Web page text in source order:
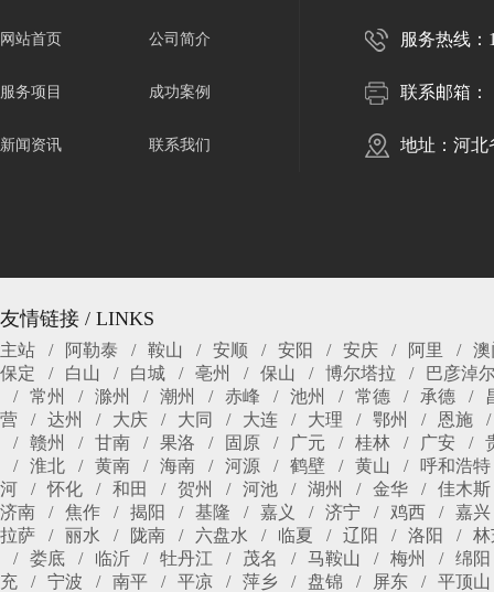
网站首页 公司简介
服务项目 成功案例
新闻资讯 联系我们
服务热线：
联系邮箱：
地址：河北
友情链接 / LINKS
主站 阿勒泰 鞍山 安顺 安阳 安庆 阿里
澳
保定
白山 白城 亳州 保山 博尔塔拉
巴彦淖
常州
滁州 潮州 赤峰 池州 常德 承德
营
达州 大庆 大同 大连 大理 鄂州
恩施
赣州
甘南 果洛 固原 广元 桂林 广安
淮北
黄南 海南 河源 鹤壁 黄山
呼和浩特
河
怀化 和田 贺州 河池 湖州 金华
佳木斯
济南
焦作 揭阳 基隆 嘉义 济宁 鸡西
嘉兴
拉萨
丽水 陇南 六盘水 临夏 辽阳 洛阳
林
娄底
临沂 牡丹江 茂名 马鞍山 梅州
绵阳
充
宁波 南平 平凉 萍乡 盘锦 屏东
平顶山